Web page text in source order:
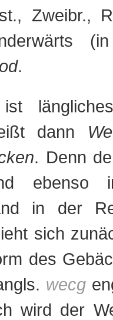
Zweibr.,
.
dann
. Denn
ebenso
in der
sich
des
wecg
wird der